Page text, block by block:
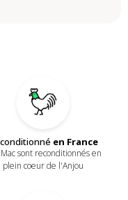
en France
sont reconditionnés en
plein coeur de l'Anjou